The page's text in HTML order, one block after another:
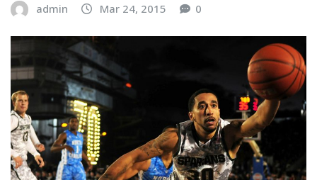
admin Mar 24, 2015 0